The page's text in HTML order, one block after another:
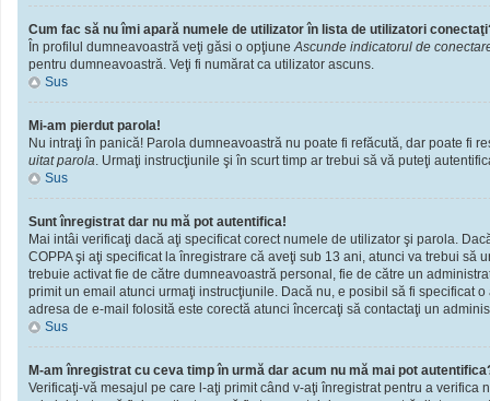
Cum fac să nu îmi apară numele de utilizator în lista de utilizatori
În profilul dumneavoastră veţi găsi o opţiuneAscunde indicatorul de
pentru dumneavoastră. Veţi fi numărat ca utilizator ascuns.
Sus
Mi-am pierdut parola!
Nu intraţi în panică! Parola dumneavoastră nu poate fi refăcută, dar poate fi
uitat parola. Urmaţi instrucţiunile şi în scurt timp ar trebui să vă puteţi
Sus
Sunt înregistrat dar nu mă pot autentifica!
Mai intâi verificaţi dacă aţi specificat corect numele de utilizator şi parola.
COPPA şi aţi specificat la înregistrare că aveţi sub 13 ani, atunci va trebui
trebuie activat fie de către dumneavoastră personal, fie de către un
primit un email atunci urmaţi instrucţiunile. Dacă nu, e posibil să fi specificat
adresa de e-mail folosită este corectă atunci încercaţi să contactaţi un
Sus
M-am înregistrat cu ceva timp în urmă dar acum nu mă mai pot
Verificaţi-vă mesajul pe care l-aţi primit când v-aţi înregistrat pentru a